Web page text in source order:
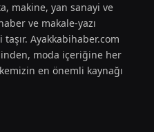
makine, yan sanayi ve
ve makale-yazı
taşır. Ayakkabihaber.com
moda içeriğine her
en önemli kaynağı